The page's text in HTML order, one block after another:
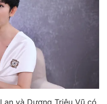
và Dương Triệu Vũ có